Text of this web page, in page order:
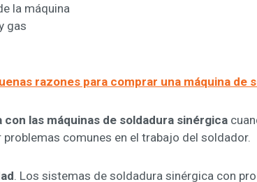
la máquina
gas
razones para comprar una máquina de
las máquinas de soldadura sinérgica
problemas comunes en el trabajo del soldador.
. Los sistemas de soldadura sinérgica con